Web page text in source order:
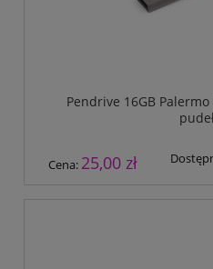
Pendrive 16GB
Cena: 25,00 zł